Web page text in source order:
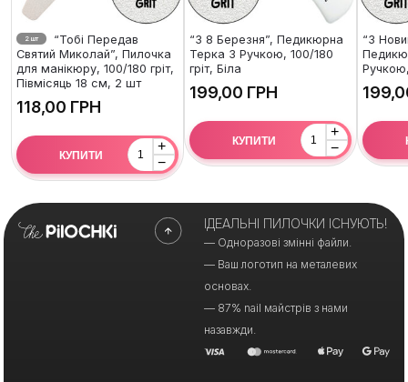
2 шт
“Тобі Передав
Святий Миколай”, Пилочка
для манікюру, 100/180 гріт,
Півмісяць 18 см, 2 шт
ГРН
+
−
КУПИТИ
“З 8 Березня”, Педикюрна
Терка З Ручкою, 100/180
гріт, Біла
ГРН
+
−
КУПИТИ
“З
Ручкою,
ІДЕАЛЬНІ ПИЛОЧКИ ІСНУЮТЬ!
— Одноразові змінні файли.
— Ваш логотип на металевих
основах.
— 87% nail майстрів з нами
назавжди.